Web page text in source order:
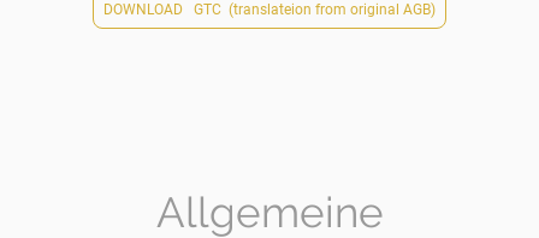
DOWNLOAD GTC (translateion from original AGB)
Allgemeine